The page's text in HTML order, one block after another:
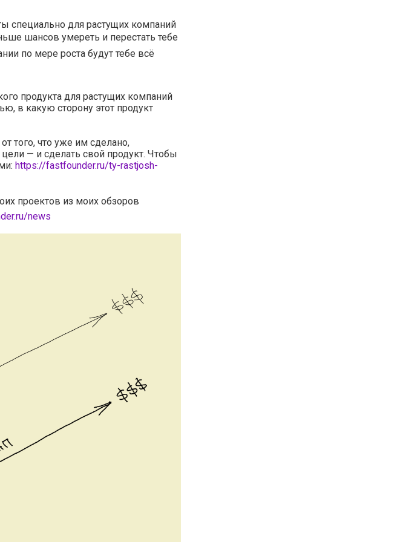
специально для растущих компаний
шансов умереть и перестать тебе
по мере роста будут тебе всё
продукта для растущих компаний
в какую сторону этот продукт
того, что уже им сделано,
— и сделать свой продукт. Чтобы
https://fastfounder.ru/ty-rastjosh-
проектов из моих обзоров
news